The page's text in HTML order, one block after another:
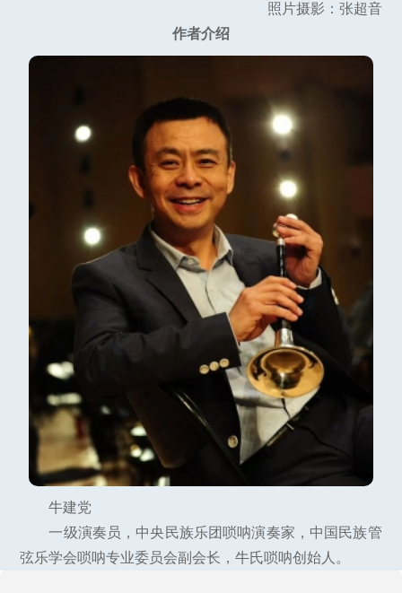
照片摄影：张超音
作者介绍
牛建党
一级演奏员，中央民族乐团唢呐演奏家，中国民族管
弦乐学会唢呐专业委员会副会长，牛氏唢呐创始人。